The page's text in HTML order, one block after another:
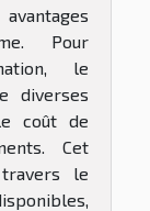
Pour
le
diverses
coût de
Cet
le